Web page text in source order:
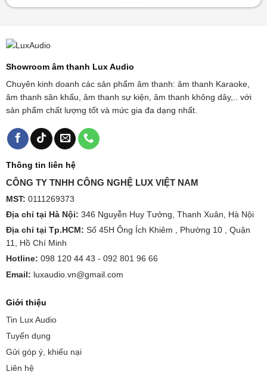
Showroom âm thanh Lux Audio
Chuyên kinh doanh các sản phẩm âm thanh: âm thanh Karaoke,
âm thanh sân khấu, âm thanh sự kiện, âm thanh không dây,.. với
sản phẩm chất lượng tốt và mức gia đa dạng nhất.
Thông tin liên hệ
CÔNG TY TNHH CÔNG NGHỆ LUX VIỆT NAM
MST: 0111269373
Địa chỉ tại Hà Nội: 346 Nguyễn Huy Tưởng, Thanh Xuân, Hà Nội
Địa chỉ tại Tp.HCM: Số 45H Ông Ích Khiêm , Phường 10 , Quận
11, Hồ Chí Minh
Hotline: 098 120 44 43 - 092 801 96 66
Email: luxaudio.vn@gmail.com
Giới thiệu
Tin Lux Audio
Tuyển dụng
Gửi góp ý, khiếu nại
Liên hệ